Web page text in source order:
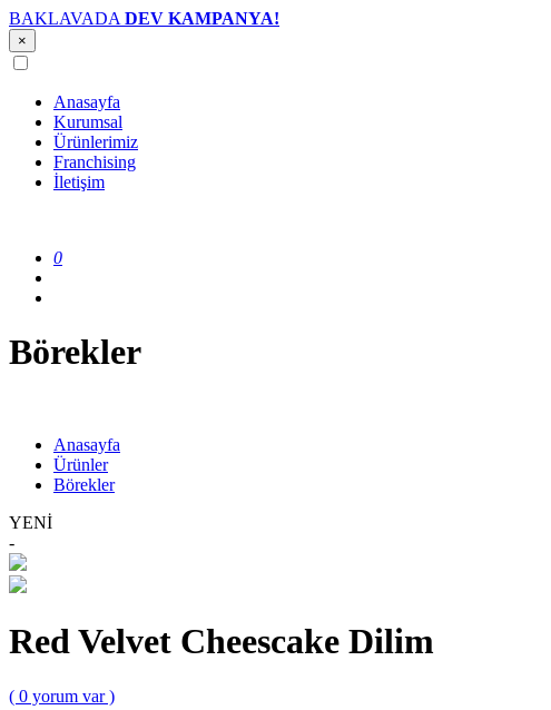
BAKLAVADA DEV KAMPANYA!
×
Anasayfa
Kurumsal
Ürünlerimiz
Franchising
İletişim
0
Börekler
Anasayfa
Ürünler
Börekler
YENİ
-
Red Velvet Cheescake Dilim
( 0 yorum var )